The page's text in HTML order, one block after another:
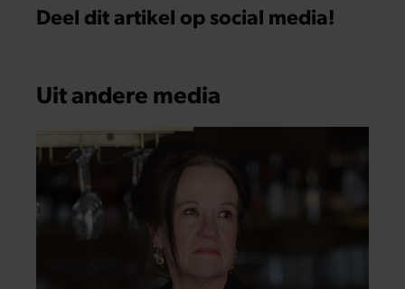
Deel dit artikel op social media!
Uit andere media